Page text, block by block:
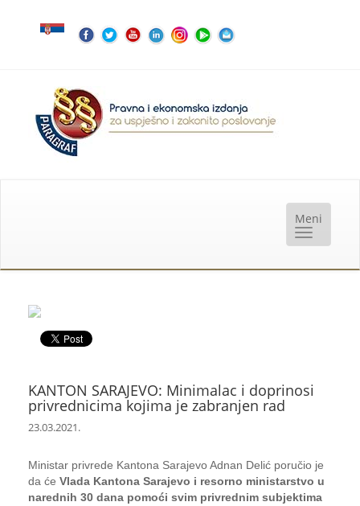
KANTON SARAJEVO: Minimalac i doprinosi
privrednicima kojima je zabranjen rad
23.03.2021.
Ministar privrede Kantona Sarajevo Adnan Delić poručio je
da će Vlada Kantona Sarajevo i resorno ministarstvo u
narednih 30 dana pomoći svim privrednim subjektima